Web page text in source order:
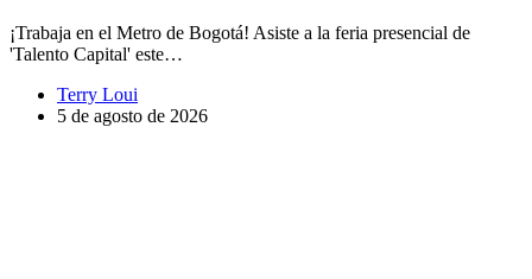
¡Trabaja en el Metro de Bogotá! Asiste a la feria presencial de
'Talento Capital' este…
Terry Loui
5 de agosto de 2026